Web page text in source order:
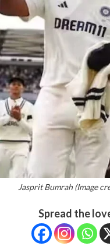
Jasprit Bumrah (Image
Spread the